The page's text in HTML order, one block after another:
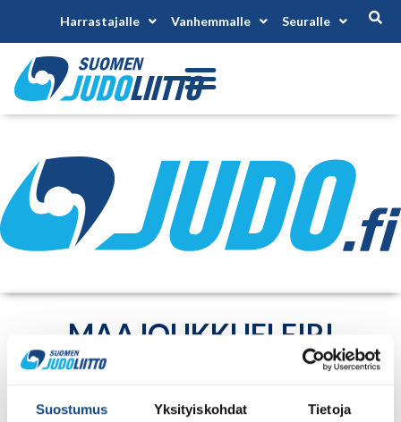
Suostumus Yksityiskohdat Tietoja
Harrastajalle Vanhemmalle Seuralle
MAAJOUKKUELEIRI
PAJULAHDESSA